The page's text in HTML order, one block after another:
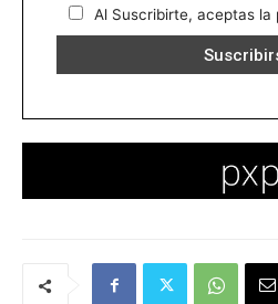
Al Suscribirte, aceptas